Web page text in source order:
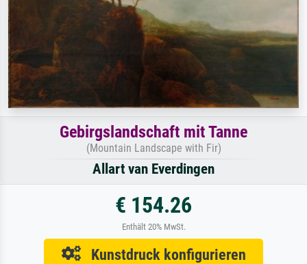
Gebirgslandschaft mit Tanne
(Mountain Landscape with Fir)
Allart van Everdingen
€ 154.26
Enthält 20% MwSt.
Kunstdruck konfigurieren